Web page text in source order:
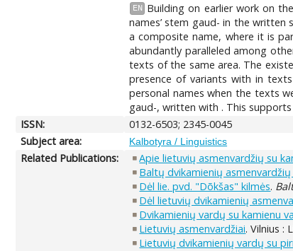
EN
Building on earlier work on
names’ stem gaud- in the
a composite name, where it is
abundantly paralleled among
texts of the same area. The
presence of variants with in
personal names when the texts
gaud-, written with . This
ISSN:
0132-6503; 2345-0045
Subject area:
Kalbotyra / Linguistics
Related Publications: Apie lietuvių asmenvardžių su
Baltų dvikamienių
Dėl lie. pvd. "Dõkšas" kilmės.
Dėl lietuvių dvikamienių
Dvikamienių vardų su kamienu
Lietuvių asmenvardžiai. Vilnius :
Lietuvių dvikamienių vardų su